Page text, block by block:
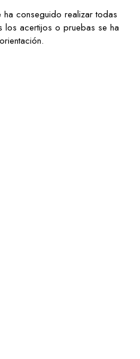
conseguido realizar todas
acertijos o pruebas se ha